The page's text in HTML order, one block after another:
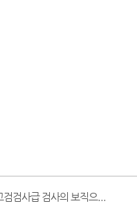
검사급 검사의 보직으...